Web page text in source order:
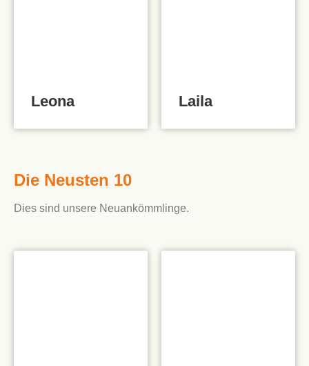
Leona Laila
Die Neusten 10
Dies sind unsere Neuankömmlinge.